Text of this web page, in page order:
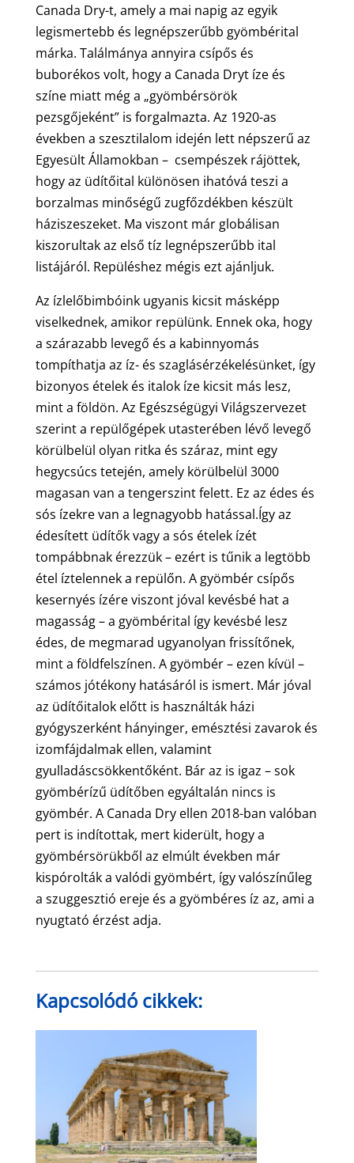
Canada Dry-t, amely a mai napig az egyik
legismertebb és legnépszerűbb gyömbérital
márka. Találmánya annyira csípős és
buborékos volt, hogy a Canada Dryt íze és
színe miatt még a „gyömbérsörök
pezsgőjeként” is forgalmazta. Az 1920-as
években a szesztilalom idején lett népszerű az
Egyesült Államokban – csempészek rájöttek,
hogy az üdítőital különösen ihatóvá teszi a
borzalmas minőségű zugfőzdékben készült
háziszeszeket. Ma viszont már globálisan
kiszorultak az első tíz legnépszerűbb ital
listájáról. Repüléshez mégis ezt ajánljuk.
Az ízlelőbimbóink ugyanis kicsit másképp
viselkednek, amikor repülünk. Ennek oka, hogy
a szárazabb levegő és a kabinnyomás
tompíthatja az íz- és szaglásérzékelésünket, így
bizonyos ételek és italok íze kicsit más lesz,
mint a földön. Az Egészségügyi Világszervezet
szerint a repülőgépek utasterében lévő levegő
körülbelül olyan ritka és száraz, mint egy
hegycsúcs tetején, amely körülbelül 3000
magasan van a tengerszint felett. Ez az édes és
sós ízekre van a legnagyobb hatással.Így az
édesített üdítők vagy a sós ételek ízét
tompábbnak érezzük – ezért is tűnik a legtöbb
étel íztelennek a repülőn. A gyömbér csípős
kesernyés ízére viszont jóval kevésbé hat a
magasság – a gyömbérital így kevésbé lesz
édes, de megmarad ugyanolyan frissítőnek,
mint a földfelszínen. A gyömbér – ezen kívül –
számos jótékony hatásáról is ismert. Már jóval
az üdítőitalok előtt is használták házi
gyógyszerként hányinger, emésztési zavarok és
izomfájdalmak ellen, valamint
gyulladáscsökkentőként. Bár az is igaz – sok
gyömbérízű üdítőben egyáltalán nincs is
gyömbér. A Canada Dry ellen 2018-ban valóban
pert is indítottak, mert kiderült, hogy a
gyömbérsörükből az elmúlt években már
kispórolták a valódi gyömbért, így valószínűleg
a szuggesztió ereje és a gyömbéres íz az, ami a
nyugtató érzést adja.
Kapcsolódó cikkek: